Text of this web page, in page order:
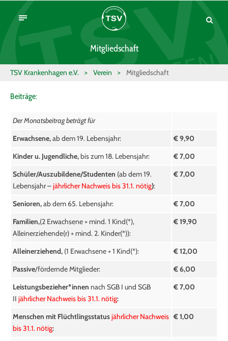
Mitgliedschaft
TSV Krankenhagen e.V. > Verein > Mitgliedschaft
Beiträge:
Der Monatsbeitrag beträgt für
Erwachsene,ab dem 19. Lebensjahr:
€ 9,90
Kinder u. Jugendliche,bis zum 18. Lebensjahr:
€ 7,00
Schüler/Auszubildene/Studenten (ab dem 19.
Lebensjahr –jährlicher Nachweis bis 31.1. nötig):
€ 7,00
Senioren,ab dem 65. Lebensjahr:
€ 7,00
Familien,(2 Erwachsene + mind. 1 Kind(*),
Alleinerziehende(r) + mind. 2. Kinder(*)):
€ 19,90
Alleinerziehend, (1 Erwachsene + 1 Kind(*):
€ 12,00
Passive/fördernde Mitglieder:
€ 6,00
Leistungsbezieher*innen nach SGB I und SGB
II jährlicher Nachweis bis 31.1. nötig:
€ 7,00
Menschen mit Flüchtlingsstatusjährlicher Nachweis
bis 31.1. nötig:
€ 1,00